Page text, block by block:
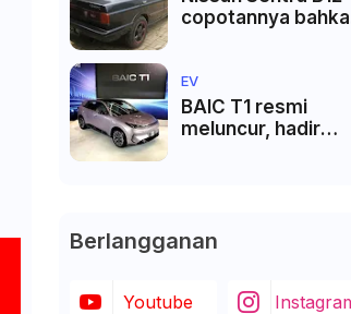
copotannya
EV
BAIC T1 resmi
meluncur, hadir
Berlangganan
Youtube